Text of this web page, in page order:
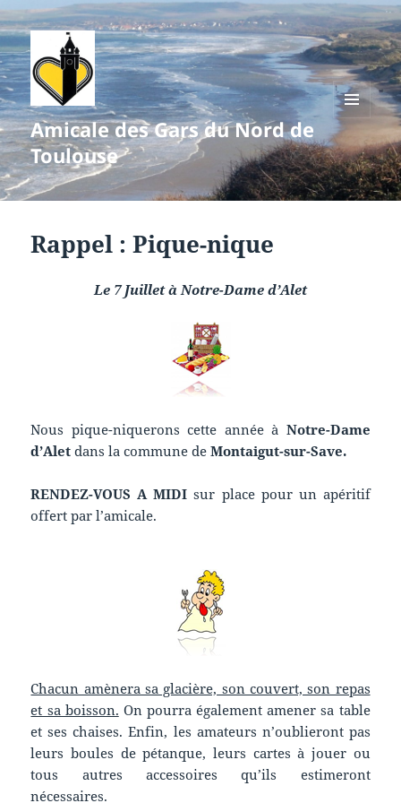
Amicale des Gars du Nord de
Toulouse
MENU
WIDGETS
Rappel : Pique-nique
Le 7 Juilletà Notre-Dame d’Alet
Nous pique-niquerons cette année à Notre-Dame
d’Alet dans la commune deMontaigut-sur-Save.
RENDEZ-VOUS A MIDI sur place pour un apéritif
offert par l’amicale.
Chacun amènera sa glacière, son couvert, son repas
et sa boisson. On pourra également amener sa table
et ses chaises. Enfin, les amateurs n’oublieront pas
leurs boules de pétanque, leurs cartes à jouer ou
tous autres accessoires qu’ils estimeront
nécessaires.